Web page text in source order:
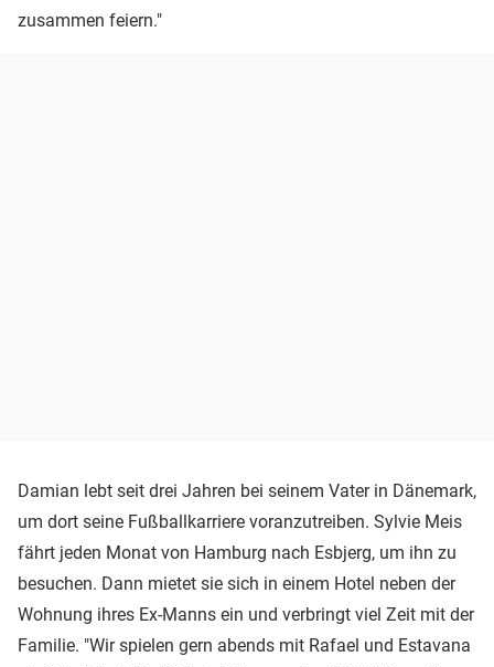
zusammen feiern."
Damian lebt seit drei Jahren bei seinem Vater in Dänemark,
um dort seine Fußballkarriere voranzutreiben. Sylvie Meis
fährt jeden Monat von Hamburg nach Esbjerg, um ihn zu
besuchen. Dann mietet sie sich in einem Hotel neben der
Wohnung ihres Ex-Manns ein und verbringt viel Zeit mit der
Familie. "Wir spielen gern abends mit Rafael und Estavana